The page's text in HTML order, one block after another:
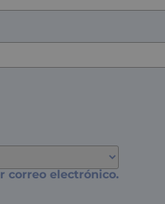
correo electrónico.